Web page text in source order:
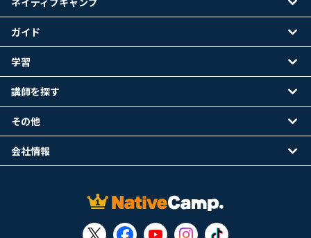
ガイド
学習
講師を探す
その他
会社情報